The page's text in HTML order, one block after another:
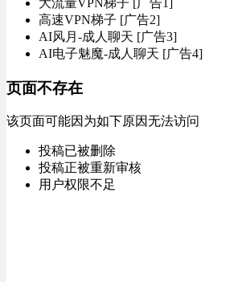
大流量VPN梯子 [广告1]
高速VPN梯子 [广告2]
AI风月-成人聊天 [广告3]
AI电子魅魔-成人聊天 [广告4]
页面不存在
该页面可能因为如下原因无法访问
投稿已被删除
投稿正被重新审核
用户权限不足